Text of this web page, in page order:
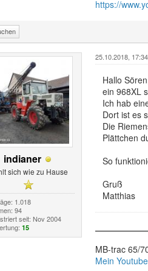
https://
indianer
sich wie zu Hause
1.018
94
seit: Nov 2004
15
25.10.2018, 17:34
Hallo
ein 968XL
Ich hab
Dort ist es
Die
Plättchen
So
Gruß
Matthias
MB-trac 65/
Mein